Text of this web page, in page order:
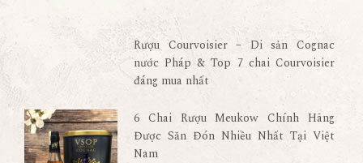
Rượu Courvoisier – Di sản Cognac
nước Pháp & Top 7 chai Courvoisier
đáng mua nhất
6 Chai Rượu Meukow Chính Hãng
Được Săn Đón Nhiều Nhất Tại Việt
Nam